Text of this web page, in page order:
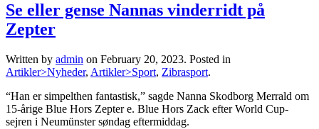
Se eller gense Nannas vinderridt på
Zepter
Written by admin on February 20, 2023. Posted in
Artikler>Nyheder, Artikler>Sport, Zibrasport.
“Han er simpelthen fantastisk,” sagde Nanna Skodborg Merrald om
15-årige Blue Hors Zepter e. Blue Hors Zack efter World Cup-
sejren i Neumünster søndag eftermiddag.